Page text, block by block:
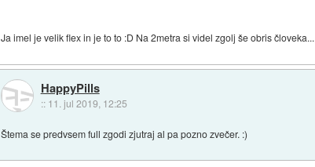
Ja imel je velik flex in je to to :D Na 2metra si videl zgolj še obris človeka...
HappyPills
:: 11. jul 2019, 12:25
Štema se predvsem full zgodi zjutraj al pa pozno zvečer. :)